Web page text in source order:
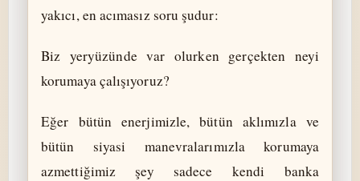
yakıcı, en acımasız soru şudur:
Biz yeryüzünde var olurken gerçekten neyi
korumaya çalışıyoruz?
Eğer bütün enerjimizle, bütün aklımızla ve
bütün siyasi manevralarımızla korumaya
azmettiğimiz şey sadece kendi banka